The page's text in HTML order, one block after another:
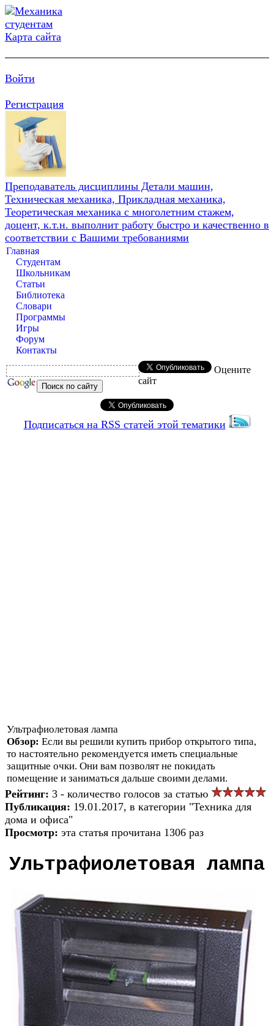
Карта сайта
Войти
Регистрация
Преподаватель дисциплины Детали машин,
Техническая механика, Прикладная механика,
Теоретическая механика с многолетним стажем,
доцент, к.т.н. выполнит работу быстро и качественно в
соответствии с Вашими требованиями
Главная
Студентам
Школьникам
Статьи
Библиотека
Словари
Программы
Игры
Форум
Контакты
Оцените
сайт
Подписаться на RSS статей этой тематики
Ультрафиолетовая лампа
Обзор: Если вы решили купить прибор открытого типа,
то настоятельно рекомендуется иметь специальные
защитные очки. Они вам позволят не покидать
помещение и заниматься дальше своими делами.
Рейтинг: 3 - количество голосов за статью
Публикация: 19.01.2017, в категории "Техника для
дома и офиса"
Просмотр: эта статья прочитана 1306 раз
Ультрафиолетовая лампа